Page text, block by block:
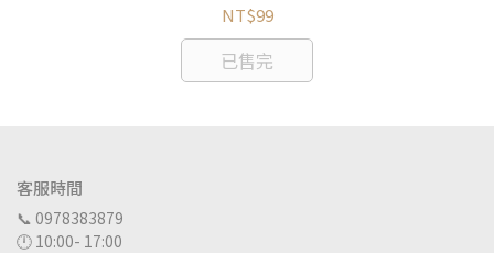
NT$99
已售完
客服時間
📞 0978383879
🕛 10:00- 17:00